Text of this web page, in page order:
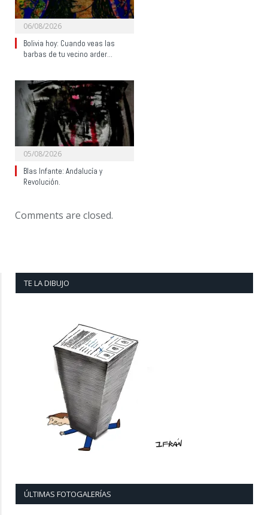
06/08/2026
Bolivia hoy: Cuando veas las
barbas de tu vecino arder…
05/08/2026
Blas Infante: Andalucía y
Revolución.
Comments are closed.
TE LA DIBUJO
ÚLTIMAS FOTOGALERÍAS